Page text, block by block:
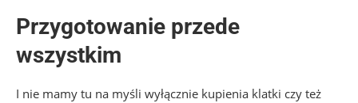
Przygotowanie przede
wszystkim
I nie mamy tu na myśli wyłącznie kupienia klatki czy też